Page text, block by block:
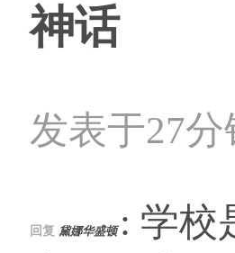
神话
发表于27分
回复 黛娜华盛顿 : 学校